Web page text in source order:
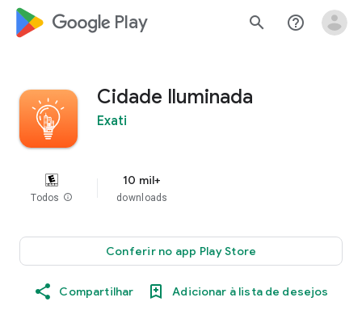
google_logo Play search help_outline
Cidade Iluminada
Exati
Todos info
10 mil+
downloads
Conferir no app Play Store
Compartilhar Adicionar à lista de desejos